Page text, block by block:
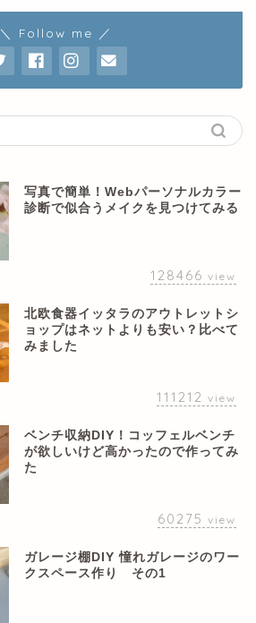
＼ Follow me ／
写真で簡単！Webパーソナルカラー
診断で似合うメイクを見つけてみる
128466 view
北欧食器イッタラのアウトレットシ
ョップはネットよりも安い？比べて
みました
111212 view
ベンチ収納DIY！コッフェルベンチ
が欲しいけど高かったので作ってみ
た
60275 view
ガレージ棚DIY 憧れガレージのワー
クスペース作り その1